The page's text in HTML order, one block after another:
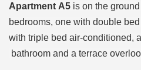
Apartment A5is on the
bedrooms, one with double bed
with triple bed air-conditioned,
bathroom and a terrace